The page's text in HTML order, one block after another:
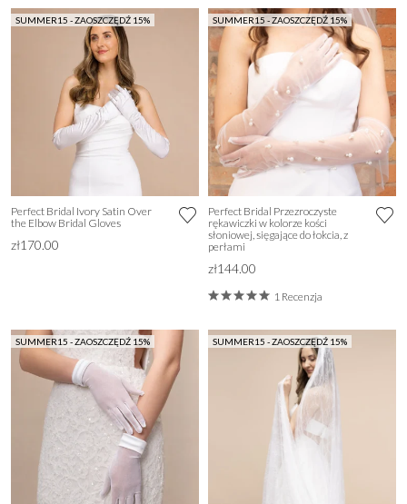
SUMMER15 - ZAOSZCZĘDŹ 15%
Perfect Bridal Ivory Satin Over
the Elbow Bridal Gloves
zł170.00
SUMMER15 - ZAOSZCZĘDŹ 15%
Perfect Bridal Przezroczyste
rękawiczki w kolorze kości
słoniowej, sięgające do łokcia, z
perłami
zł144.00
1 Recenzja
SUMMER15 - ZAOSZCZĘDŹ 15% SUMMER15 - ZAOSZCZĘDŹ 15%